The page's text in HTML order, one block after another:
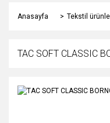
Anasayfa Tekstil
TAC SOFT CLASSIC